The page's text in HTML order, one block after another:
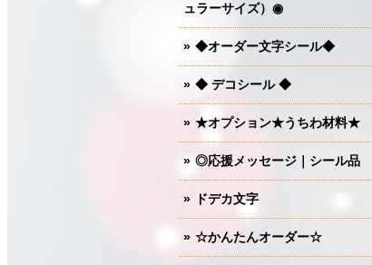
ュラーサイズ）◉
◆オーダー文字シール◆
◆ デコシール ◆
★オプション★うちわ材料★
◎応援メッセージ｜シール品
ドデカ文字
☆かんたんオーダー☆